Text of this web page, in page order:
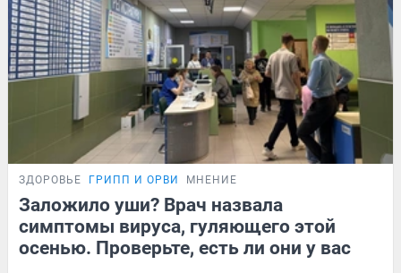
ЗДОРОВЬЕ ГРИПП И ОРВИ МНЕНИЕ
Заложило уши? Врач назвала
симптомы вируса, гуляющего этой
осенью. Проверьте, есть ли они у вас